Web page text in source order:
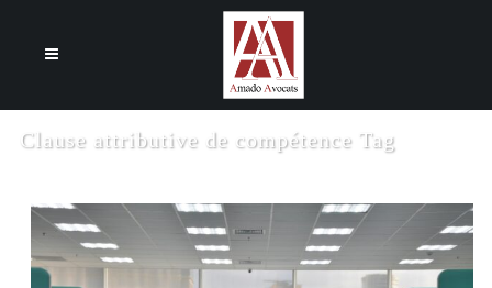
Clause attributive de compétence Tag